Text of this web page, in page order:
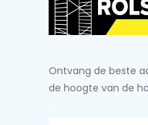
Ontvang de beste
de hoogte van de